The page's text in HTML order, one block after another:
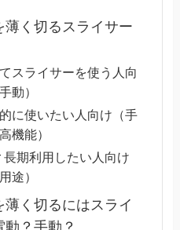
薄く切るスライサー
スライサーを使う人向
動）
に使いたい人向け（手
機能）
長期利用したい人向け
途）
薄く切るにはスライ
？手動？